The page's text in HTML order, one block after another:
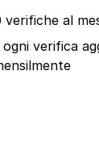
al
verifica